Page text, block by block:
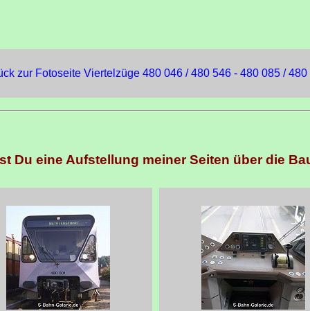
zur Fotoseite Viertelzüge 480 046 / 480 546 - 480 085 / 480
Du eine Aufstellung meiner Seiten über die